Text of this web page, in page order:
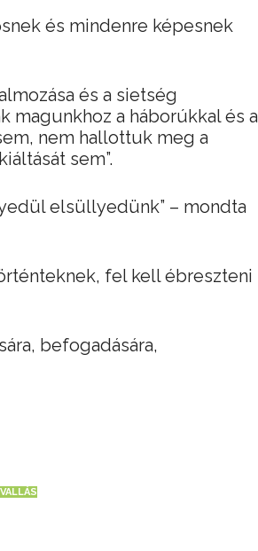
és mindenre képesnek
és a sietség
magunkhoz a háborúkkal és a
nem hallottuk meg a
sem”.
elsüllyedünk” – mondta
fel kell ébreszteni
befogadására,
VALLÁS